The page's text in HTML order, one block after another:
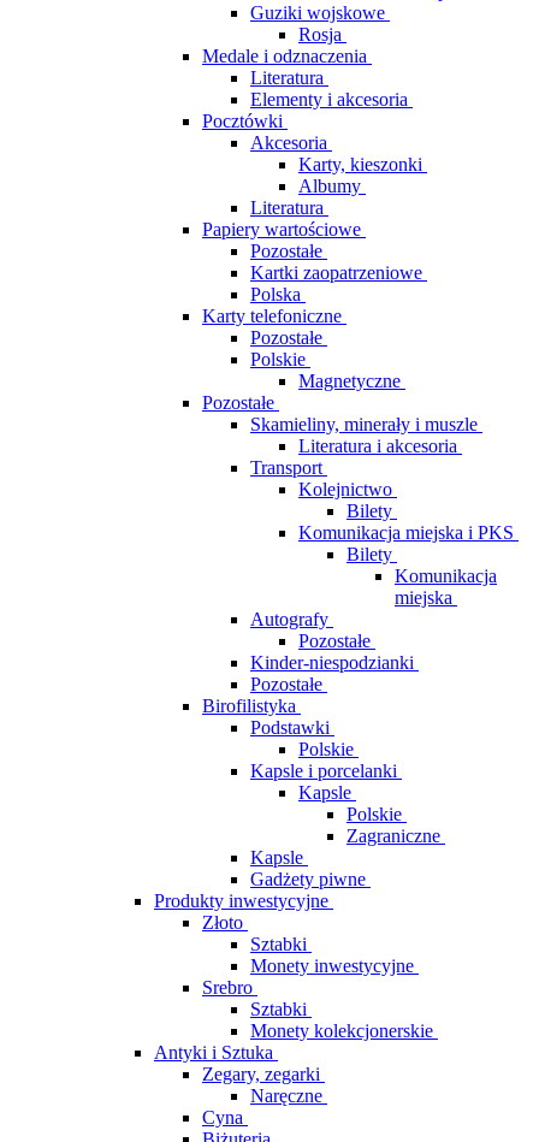
Guziki wojskowe
Rosja
Medale i odznaczenia
Literatura
Elementy i akcesoria
Pocztówki
Akcesoria
Karty, kieszonki
Albumy
Literatura
Papiery wartościowe
Pozostałe
Kartki zaopatrzeniowe
Polska
Karty telefoniczne
Pozostałe
Polskie
Magnetyczne
Pozostałe
Skamieliny, minerały i muszle
Literatura i akcesoria
Transport
Kolejnictwo
Bilety
Komunikacja miejska i PKS
Bilety
Komunikacja
miejska
Autografy
Pozostałe
Kinder-niespodzianki
Pozostałe
Birofilistyka
Podstawki
Polskie
Kapsle i porcelanki
Kapsle
Polskie
Zagraniczne
Kapsle
Gadżety piwne
Produkty inwestycyjne
Złoto
Sztabki
Monety inwestycyjne
Srebro
Sztabki
Monety kolekcjonerskie
Antyki i Sztuka
Zegary, zegarki
Naręczne
Cyna